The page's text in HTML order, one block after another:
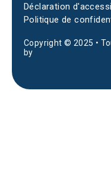
Copyright © 2025 •
by
Déclaration
Politique de